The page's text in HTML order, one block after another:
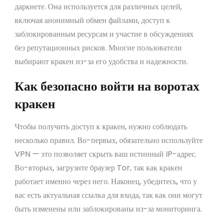
даркнете. Она используется для различных целей,
включая анонимный обмен файлами, доступ к
заблокированным ресурсам и участие в обсуждениях
без репутационных рисков. Многие пользователи
выбирают кракен из-за его удобства и надежности.
Как безопасно войти на воротах
кракен
Чтобы получить доступ к кракен, нужно соблюдать
несколько правил. Во-первых, обязательно используйте
VPN — это позволяет скрыть ваш истинный IP-адрес.
Во-вторых, загрузите браузер Tor, так как кракен
работает именно через него. Наконец, убедитесь, что у
вас есть актуальная ссылка для входа, так как они могут
быть изменены или заблокированы из-за мониторинга.